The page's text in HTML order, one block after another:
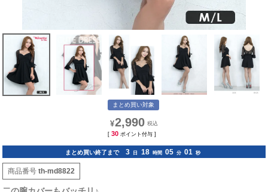
まとめ買い対象
¥2,990
[ 30 ポイント付与 ]
まとめ買い終了まで 3 日 18 時間 05 分 00 秒
商品番号 th-md8822